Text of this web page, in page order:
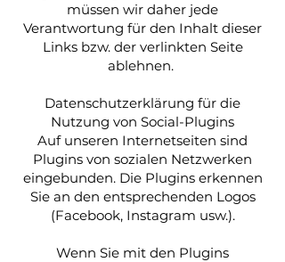
müssen wir daher jede
Verantwortung für den Inhalt dieser
Links bzw. der verlinkten Seite
ablehnen.
Datenschutzerklärung für die
Nutzung von Social-Plugins
Auf unseren Internetseiten sind
Plugins von sozialen Netzwerken
eingebunden. Die Plugins erkennen
Sie an den entsprechenden Logos
(Facebook, Instagram usw.).
Wenn Sie mit den Plugins